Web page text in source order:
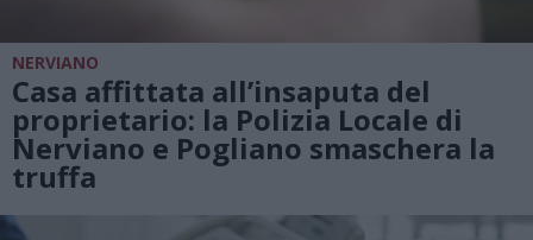
NERVIANO
Casa affittata all’insaputa del
proprietario: la Polizia Locale di
Nerviano e Pogliano smaschera la
truffa